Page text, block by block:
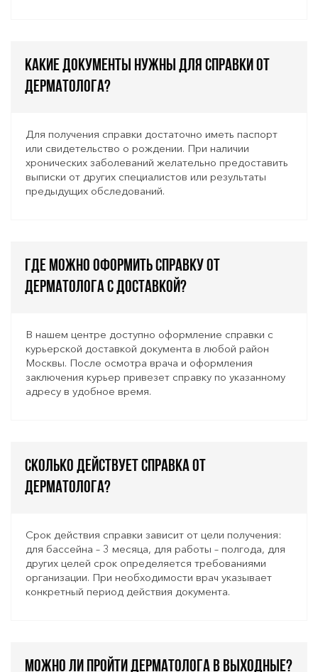
Какие документы нужны для справки от
дерматолога?
Для получения справки достаточно иметь паспорт
или свидетельство о рождении. При наличии
хронических заболеваний желательно предоставить
выписки от других специалистов или результаты
предыдущих обследований.
Где можно оформить справку от
дерматолога с доставкой?
В нашем центре доступно оформление справки с
курьерской доставкой документа в любой район
Москвы. После осмотра врача и оформления
заключения курьер привезет справку по указанному
адресу в удобное время.
Сколько действует справка от
дерматолога?
Срок действия справки зависит от цели получения:
для бассейна – 3 месяца, для работы – полгода, для
других целей срок определяется требованиями
организации. При необходимости врач указывает
конкретный период действия документа.
Можно ли пройти дерматолога в выходные?